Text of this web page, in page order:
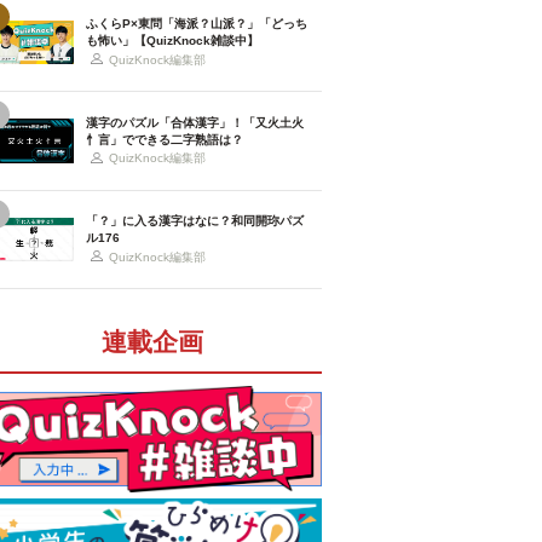
ふくらP×東問「海派？山派？」「どっち
も怖い」【QuizKnock雑談中】
QuizKnock編集部
漢字のパズル「合体漢字」！「又火土火
忄言」でできる二字熟語は？
QuizKnock編集部
「？」に入る漢字はなに？和同開珎パズ
ル176
QuizKnock編集部
連載企画